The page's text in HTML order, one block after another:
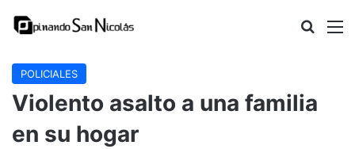
Buscar
POLICIALES
Violento asalto a una familia
en su hogar